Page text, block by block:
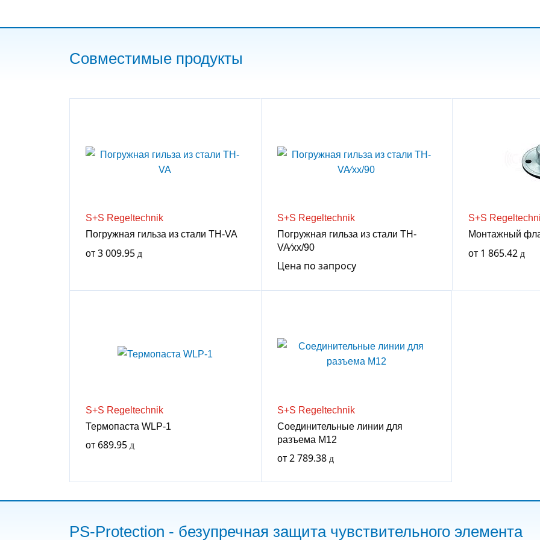
Совместимые продукты
S+S Regeltechnik
Погружная гильза из стали TH-VA
от3 009.95
S+S Regeltechnik
Погружная гильза из стали TH-
VA⁄xx/90
Цена по запросу
S+S
Монтажный
от 1 865.42
S+S Regeltechnik
Термопаста WLP-1
от 689.95
S+S Regeltechnik
Соединительные линии для
разъема M12
от 2 789.38
PS-Protection - безупречная защита чувствительного элемента